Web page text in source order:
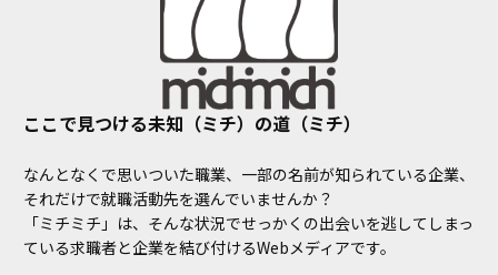
ここで見つける未知（ミチ）の道（ミチ）
なんとなくで思いついた職業、一部の名前が知られている企業、
それだけで就職活動先を選んでいませんか？
「ミチミチ」は、そんな状況でせっかくの出会いを逃してしまっ
ている求職者と企業を結び付けるWebメディアです。